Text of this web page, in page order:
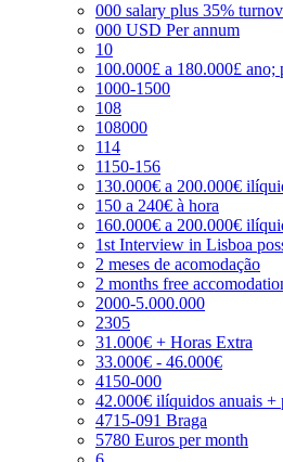
000 salary plus 35%
000 USD Per annum
10
100.000£ a 180.000£
1000-1500
108
108000
114
1150-156
130.000€ a 200.000€
150 a 240€ à hora
160.000€ a 200.000€
1st Interview in Lisboa
2 meses de acomodação
2 months free
2000-5.000.000
2305
31.000€ + Horas Extra
33.000€ - 46.000€
4150-000
42.000€ ilíquidos anuais +
4715-091 Braga
5780 Euros per month